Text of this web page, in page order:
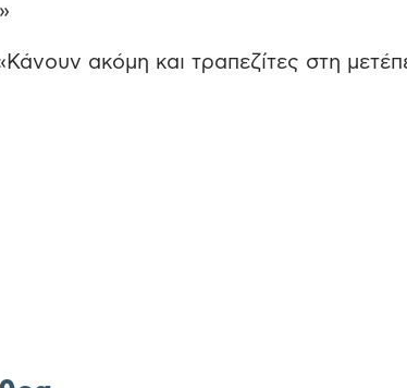
ακόμη και τραπεζίτες στη